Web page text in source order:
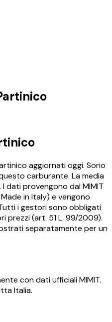
aggiornati oggi. Sono
carburante. La media
. I dati provengono dal MIMIT
in Italy) e vengono
i gestori sono obbligati
prezzi (art. 51 L. 99/2009).
separatamente per un
con dati ufficiali MIMIT.
Italia.